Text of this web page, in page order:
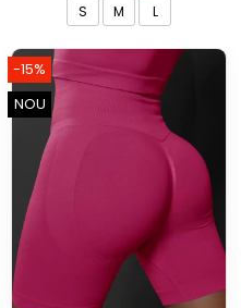
S M L
-15%
NOU